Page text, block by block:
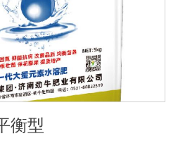
溶肥的方法加以缓解。在此提
单独施用或与非碱性的农药混
生沉淀，造成叶片肥害或药
衡型